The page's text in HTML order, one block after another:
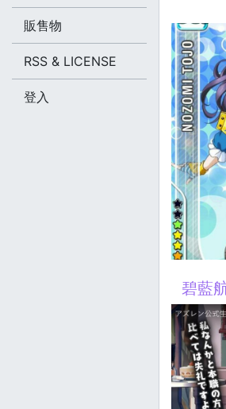
碧藍
販售物
RSS & LICENSE
登入